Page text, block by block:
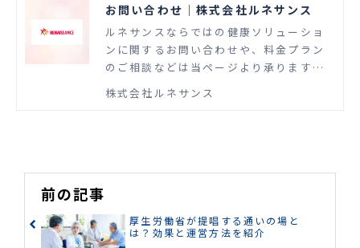
お問い合わせ｜株式会社ルネサンス
ルネサンスならではの健康ソリューショ
ンに関するお問い合わせや、料金プラン
のご相談などは当ページより承ります。
ハウとスキルを活かし、企業の健康経営
株式会社ルネサンス
前の記事
厚生労働省が提唱する通いの場と
は？効果と運営方法を紹介